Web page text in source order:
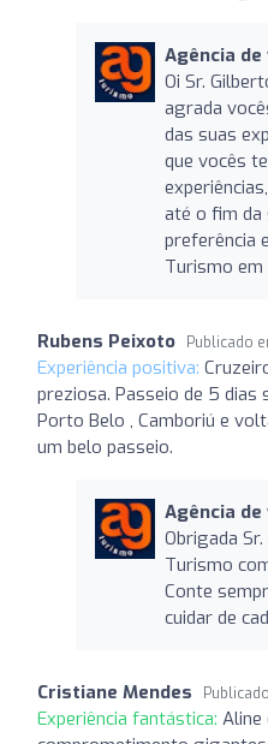
Agência de
Oi Sr.
agrada
das suas
que vocês
até o fim da
preferência
Turismo
Rubens Peixoto Publicado
Experiência positiva:
preziosa. Passeio de 5 dias
Porto Belo , Camboriú e
um belo passeio.
Agência de
Obrigada
Turismo
Conte
cuidar de
Cristiane Mendes
Experiência fantástica: Aline